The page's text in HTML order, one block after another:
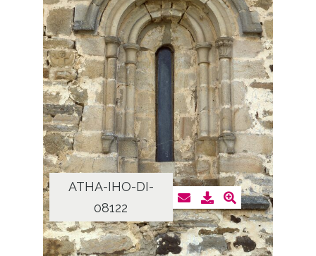
ATHA-IHO-DI-
08122